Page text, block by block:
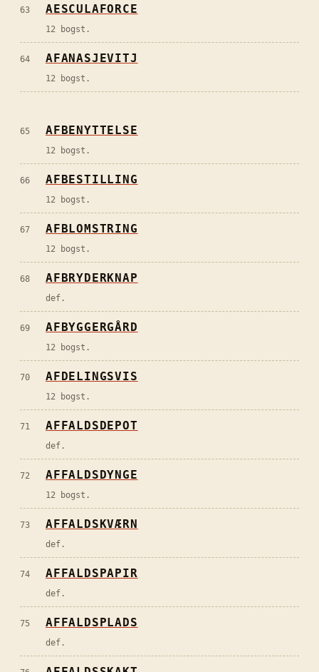
63 AESCULAFORCE
12 bogst.
64 AFANASJEVITJ
12 bogst.
65 AFBENYTTELSE
12 bogst.
66 AFBESTILLING
12 bogst.
67 AFBLOMSTRING
12 bogst.
68 AFBRYDERKNAP
def.
69 AFBYGGERGÅRD
12 bogst.
70 AFDELINGSVIS
12 bogst.
71 AFFALDSDEPOT
def.
72 AFFALDSDYNGE
12 bogst.
73 AFFALDSKVÆRN
def.
74 AFFALDSPAPIR
def.
75 AFFALDSPLADS
def.